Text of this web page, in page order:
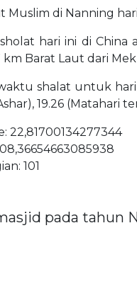
Muslim di Nanning
hari ini di China
km Barat Laut dari
shalat untuk hari
19.26 (Matahari
22,81700134277344
101
pada tahun